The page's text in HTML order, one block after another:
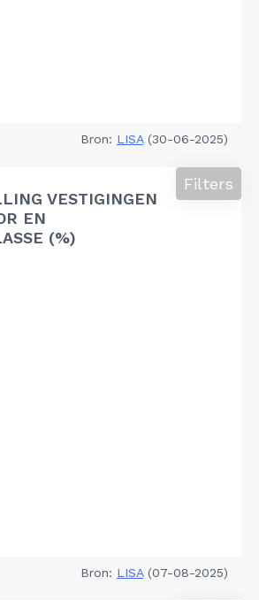
Bron: LISA(30-06-2025)
VESTIGINGEN
EN
(%)
Filters
Bron: LISA(07-08-2025)